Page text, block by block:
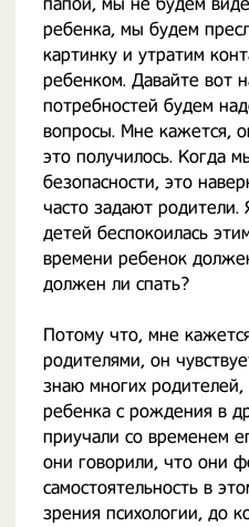
ребенка, мы будем
картинку и утратим
ребенком. Давайте вот
потребностей будем
вопросы. Мне кажется,
это получилось. Когда
безопасности, это
часто задают родители.
детей беспокоилась
времени ребенок
должен ли спать?
Потому что, мне
родителями, он
знаю многих
ребенка с рождения в
приучали со временем
они говорили, что они
самостоятельность в
зрения психологии, до